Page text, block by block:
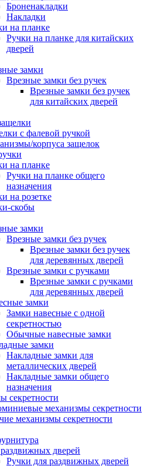
Броненакладки
Накладки
на планке
Ручки на планке для китайских
дверей
замки
Врезные замки без ручек
Врезные замки без ручек
для китайских дверей
с фалевой ручкой
корпуса защелок
на планке
Ручки на планке общего
назначения
на розетке
скобы
замки
Врезные замки без ручек
Врезные замки без ручек
для деревянных дверей
Врезные замки с ручками
Врезные замки с ручками
для деревянных дверей
замки
Замки навесные с одной
секретностью
Обычные навесные замки
замки
Накладные замки для
металлических дверей
Накладные замки общего
назначения
секретности
механизмы секретности
механизмы секретности
дверей
Ручки для раздвижных дверей